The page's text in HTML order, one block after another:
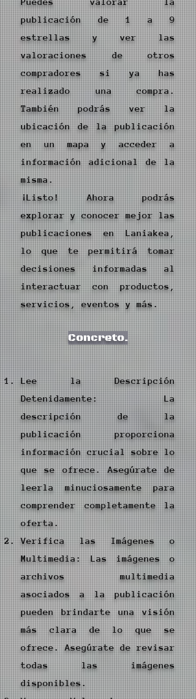
publicación de 1 a 9
estrellas y ver las
valoraciones de otros
compradores si ya has
realizado una compra.
También podrás ver la
ubicación de la publicación
en un mapa y acceder a
información adicional de la
misma.
¡Listo! Ahora podrás
explorar y conocer mejor las
publicaciones en Laniakea,
lo que te permitirá tomar
decisiones informadas al
interactuar con productos,
servicios, eventos y más.
Concreto.
Lee la Descripción
Detenidamente: La
descripción de la
publicación proporciona
información crucial sobre lo
que se ofrece. Asegúrate de
leerla minuciosamente para
comprender completamente la
oferta.
Verifica las Imágenes o
Multimedia: Las imágenes o
archivos multimedia
asociados a la publicación
pueden brindarte una visión
más clara de lo que se
ofrece. Asegúrate de revisar
todas las imágenes
disponibles.